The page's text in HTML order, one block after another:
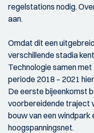
regelstations nodig.
aan.
Omdat dit een
verschillende stadia
Technologie samen
periode 2018 – 2021
De eerste bijeenkomst
voorbereidende traject
bouw van een windpark
hoogspanningsnet.